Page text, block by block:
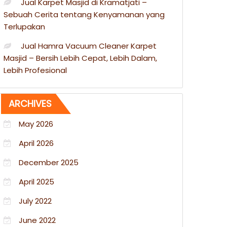
Sebuah Cerita tentang Kenyamanan yang
Terlupakan
Jual Hamra Vacuum Cleaner Karpet
Masjid – Bersih Lebih Cepat, Lebih Dalam,
Lebih Profesional
ARCHIVES
May 2026
April 2026
December 2025
April 2025
July 2022
June 2022